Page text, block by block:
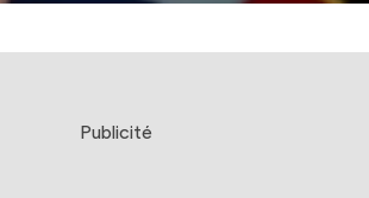
Publicité